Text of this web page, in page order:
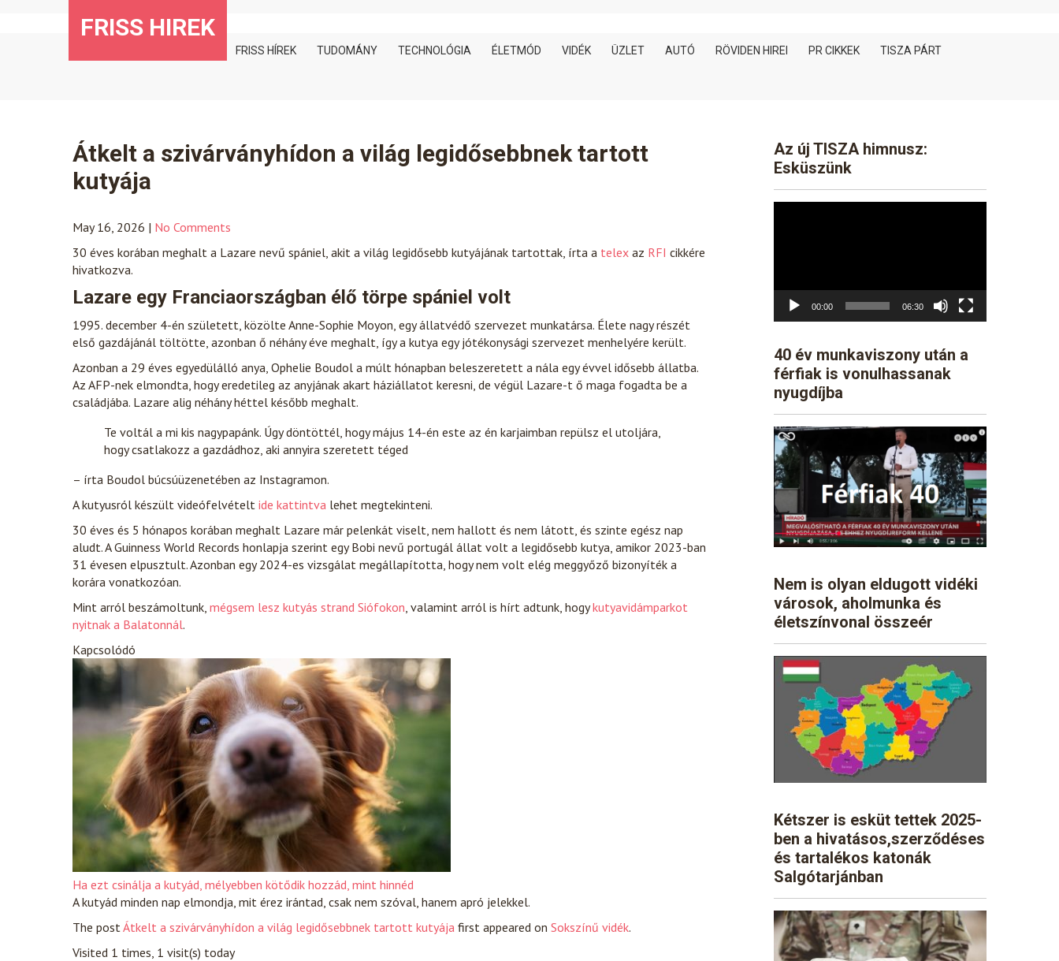
FRISS HIREK
FRISS HÍREK TUDOMÁNY TECHNOLÓGIA ÉLETMÓD VIDÉK ÜZLET AUTÓ RÖVIDEN HIREI PR CIKKEK TISZA PÁRT
Átkelt a szivárványhídon a világ legidősebbnek tartott
kutyája
May 16, 2026 | No Comments
30 éves korában meghalt a Lazare nevű spániel, akit a világ legidősebb kutyájának tartottak, írta a telex az RFI cikkére
hivatkozva.
Lazare egy Franciaországban élő törpe spániel volt
1995. december 4-én született, közölte Anne-Sophie Moyon, egy állatvédő szervezet munkatársa. Élete nagy részét
első gazdájánál töltötte, azonban ő néhány éve meghalt, így a kutya egy jótékonysági szervezet menhelyére került.
Azonban a 29 éves egyedülálló anya, Ophelie Boudol a múlt hónapban beleszeretett a nála egy évvel idősebb állatba.
Az AFP-nek elmondta, hogy eredetileg az anyjának akart háziállatot keresni, de végül Lazare-t ő maga fogadta be a
családjába. Lazare alig néhány héttel később meghalt.
Te voltál a mi kis nagypapánk. Úgy döntöttél, hogy május 14-én este az én karjaimban repülsz el utoljára,
hogy csatlakozz a gazdádhoz, aki annyira szeretett téged
– írta Boudol búcsúüzenetében az Instagramon.
A kutyusról készült videófelvételt ide kattintva lehet megtekinteni.
30 éves és 5 hónapos korában meghalt Lazare már pelenkát viselt, nem hallott és nem látott, és szinte egész nap
aludt. A Guinness World Records honlapja szerint egy Bobi nevű portugál állat volt a legidősebb kutya, amikor 2023-ban
31 évesen elpusztult. Azonban egy 2024-es vizsgálat megállapította, hogy nem volt elég meggyőző bizonyíték a
korára vonatkozóan.
Mint arról beszámoltunk, mégsem lesz kutyás strand Siófokon, valamint arról is hírt adtunk, hogykutyavidámparkot
nyitnak a Balatonnál.
Kapcsolódó
Ha ezt csinálja a kutyád, mélyebben kötődik hozzád, mint hinnéd
A kutyád minden nap elmondja, mit érez irántad, csak nem szóval, hanem apró jelekkel.
The postÁtkelt a szivárványhídon a világ legidősebbnek tartott kutyája first appeared on Sokszínű vidék.
Visited 1 times, 1 visit(s) today
Az új TISZA himnusz:
Esküszünk
00:00 06:30
40 év munkaviszony után a
férfiak is vonulhassanak
nyugdíjba
Nem is olyan eldugott vidéki
városok, aholmunka és
életszínvonal összeér
Kétszer is esküt tettek 2025-
ben a hivatásos,szerződéses
és tartalékos katonák
Salgótarjánban